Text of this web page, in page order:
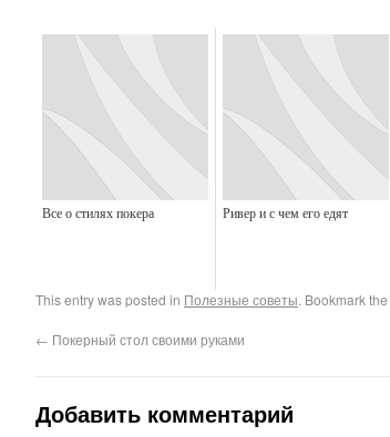
Все о стилях покера Ривер и с чем его едят
This entry was posted in Полезные советы. Bookmark the
← Покерный стол своими руками
Добавить комментарий